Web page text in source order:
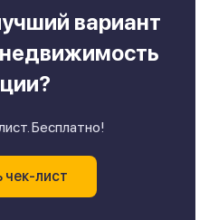
вариант
Бесплатно!
чек-лист